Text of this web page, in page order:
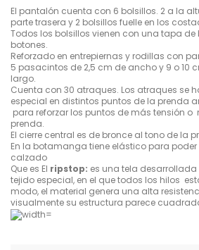
El pantalón cuenta con 6 bolsillos. 2 a la
parte trasera y 2 bolsillos fuelle en los
Todos los bolsillos vienen con una tapa
botones.
Reforzado en entrepiernas y rodillas con
5 pasacintos de 2,5 cm de ancho y 9 o 10
largo.
Cuenta con 30 atraques. Los atraques se
especial en distintos puntos de la prenda
para reforzar los puntos de más tensión
prenda.
El cierre central es de bronce al tono de la
En la botamanga tiene elástico para poder
calzado
Que es El ripstop: es una tela
tejido especial, en el que todos los hilos
modo, el material genera una alta
visualmente su estructura parece